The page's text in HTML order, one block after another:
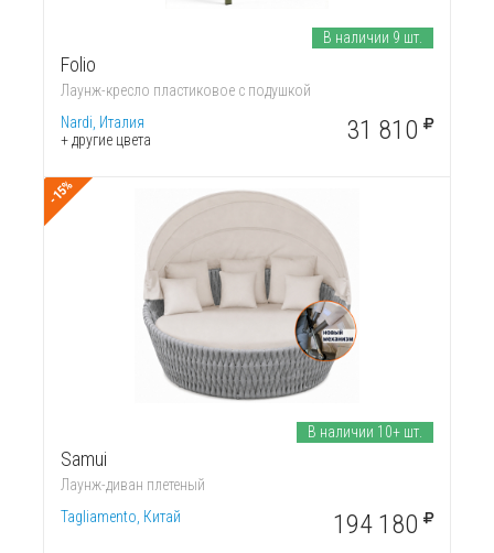
Folio
Лаунж-кресло пластиковое с подушкой
Nardi, Италия
+ другие цвета
В наличии 9 шт.
31 810
-15%
Samui
Лаунж-диван плетеный
Tagliamento, Китай
В наличии 10+ шт.
194 180